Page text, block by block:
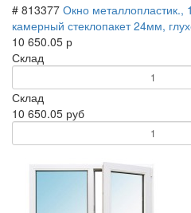
# 813377 Окно
камерный стеклопакет 24мм,
10 650.05 р
Склад
Склад
10 650.05 руб